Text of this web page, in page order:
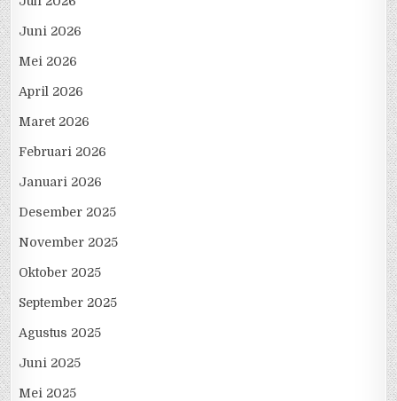
Juni 2026
Mei 2026
April 2026
Maret 2026
Februari 2026
Januari 2026
Desember 2025
November 2025
Oktober 2025
September 2025
Agustus 2025
Juni 2025
Mei 2025